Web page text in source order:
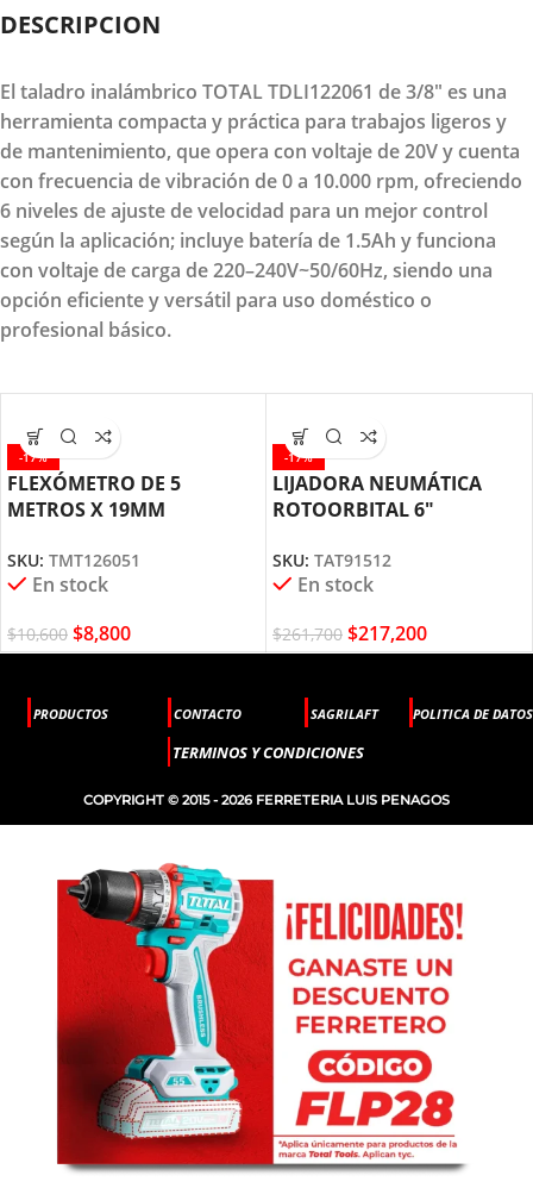
DESCRIPCION
El taladro inalámbrico TOTAL TDLI122061 de 3/8" es una
herramienta compacta y práctica para trabajos ligeros y
de mantenimiento, que opera con voltaje de 20V y cuenta
con frecuencia de vibración de 0 a 10.000 rpm, ofreciendo
6 niveles de ajuste de velocidad para un mejor control
según la aplicación; incluye batería de 1.5Ah y funciona
con voltaje de carga de 220–240V~50/60Hz, siendo una
opción eficiente y versátil para uso doméstico o
profesional básico.
-17%
FLEXÓMETRO DE 5
METROS X 19MM
SKU: TMT126051
En stock
$10,600 $8,800
-17%
LIJADORA NEUMÁTICA
ROTOORBITAL 6″
SKU: TAT91512
En stock
$261,700 $217,200
PRODUCTOS CONTACTO SAGRILAFT POLITICA DE DATOS
TERMINOS Y CONDICIONES
COPYRIGHT © 2015 - 2026 FERRETERIA LUIS PENAGOS